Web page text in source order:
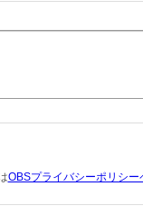
OBSプライバシーポリシー